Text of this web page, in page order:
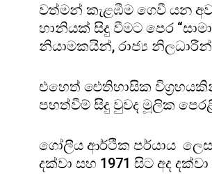
වත්මන් කැළඹීම ගෙවී යන
හානියක් සිදු වීමට පෙර
නියාමකයින්, රාජ්‍ය
එහෙත් ඓතිහාසික
පහත්වීම් සිදු වුවද මූලික
ගෝලීය ආර්ථික පර්යාය ලෙස
දක්වා සහ 1971 සිට අද